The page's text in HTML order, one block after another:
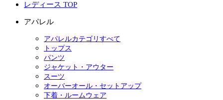
レディース TOP
アパレル
アパレルカテゴリすべて
トップス
パンツ
ジャケット・アウター
スーツ
オーバーオール・セットアップ
下着・ルームウェア